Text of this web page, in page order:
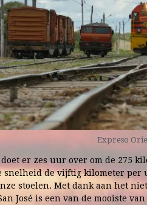
Expreso
er zes uur over om de 275
snelheid de vijftig kilometer per
stoelen. Met dank aan het
José is een van de mooiste